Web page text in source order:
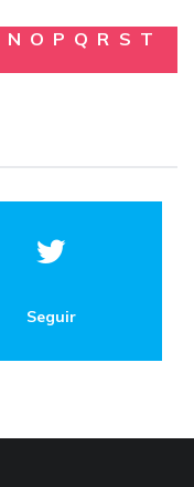
N O P Q R S T
Seguir